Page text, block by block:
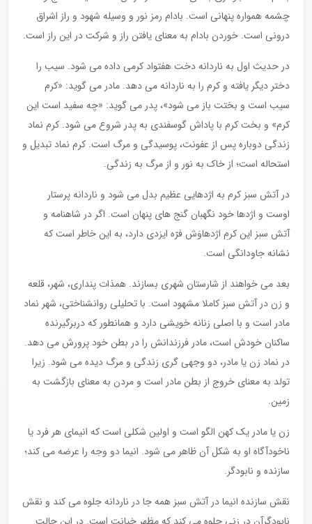
چشمه همواره پنهانی است. بادام رمز نور و وسیله شهود و راز اشراق
درونی است. خوردن بادام به معنای یافتن راز و شرکت در این راز است.
در حدیث اول به ناردانه دخت هفتواد کرمی داده می شود. سیب را
دختر دیگر یافته و کرم را به ناردانه می دهد. مادر می گوید: «کرم
سیب است و بختت باز می شود»، پدر می گوید: «چه سفید است این
کرم» و بخت کرم با پاداش گوسفندی به پدر شروع می شود. کرم نماد
زندگی دوباره پس از عفونت، پوسیدگی و مرگ است. کرم نماد تبدیل و
استحاله است؛ از خاک به نور و از مرگ به زندگی.
در آتش سبز کرم به اژدهایی عظیم بدل می شود و ناردانه پرستار
اوست و اژدها خود نگهبان گنج های پنهان است. اگر در شاهنامه و
آتش سبز این کرمِ اژدهاوَش فرّه ایزدی دارد، به این خاطر است که
نشانه جاودانگی است.
بعد می خواهند از شارستان شهری بسازند. همذات پنداری، شهر، قلعه
و زن در آتش سبز کاملا مشهود است. با تحلیلی روانشناختی، شهر نماد
مادر است و با اصلی زنانه خویشی دارد و همانطور که دربرگیرنده
ساکنان خودش است، مادر فرزندانش را در بطن خود پرورش می دهد.
در نماد زن یا مادر، دو وجهی گری زندگی و مرگ دیده می شود. زیرا
تولد به معنای خروج از بطن مادر است و مردن به معنای بازگشت به
زمین.
زن یا مادر یک کهن الگو است و اولین شکلی است که انیمای هر فرد یا
ناخودآگاه او به شکل آن ظاهر می شود. انیما دو وجه را عرضه می کند؛
سازنده و نابودگر.
نقش سازنده انیما در آتش سبز همه جا در ناردانه جلوه می کند و نقش